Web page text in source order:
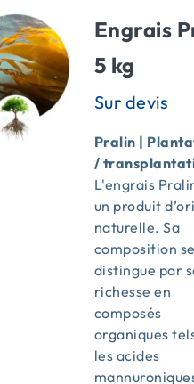
Engrais
5 kg
Pralin |
/
L'engrais
un produit
naturelle. Sa
composition se
distingue par
richesse en
composés
organiques
les acides